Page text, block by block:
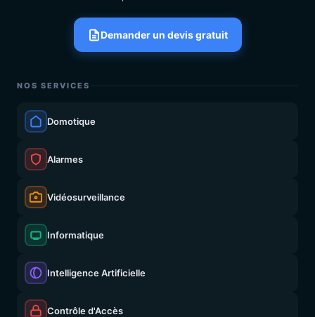
Demander un devis gratuit
NOS SERVICES
Domotique
Alarmes
Vidéosurveillance
Informatique
Intelligence Artificielle
Contrôle d'Accès